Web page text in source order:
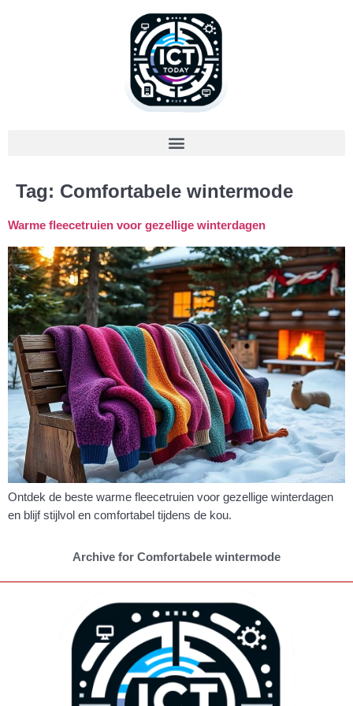
Tag: Comfortabele wintermode
Warme fleecetruien voor gezellige winterdagen
Ontdek de beste warme fleecetruien voor gezellige winterdagen
en blijf stijlvol en comfortabel tijdens de kou.
Archive for Comfortabele wintermode